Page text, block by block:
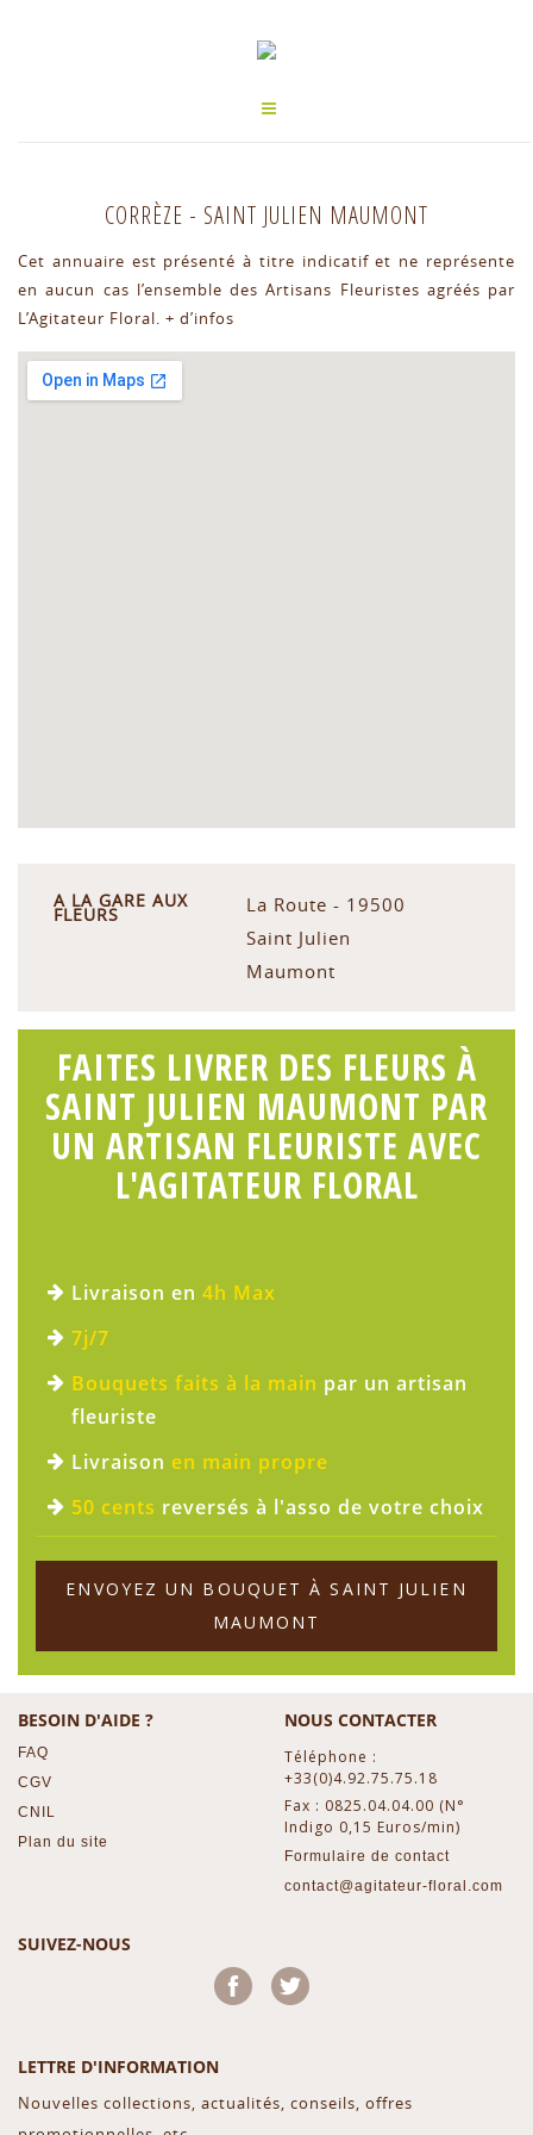
CORRÈZE - SAINT JULIEN MAUMONT
Cet annuaire est présenté à titre indicatif et ne représente
en aucun cas l’ensemble des Artisans Fleuristes agréés par
L’Agitateur Floral. + d’infos
A LA GARE AUX
FLEURS
La Route - 19500
Saint Julien
Maumont
FAITES LIVRER DES FLEURS À
SAINT JULIEN MAUMONT PAR
UN ARTISAN FLEURISTE AVEC
L'AGITATEUR FLORAL
Livraison en 4h Max
7j/7
Bouquets faits à la main par un artisan
fleuriste
Livraison en main propre
50 cents reversés à l'asso de votre choix
ENVOYEZ UN BOUQUET À SAINT JULIEN
MAUMONT
BESOIN D'AIDE ?
FAQ
CGV
CNIL
Plan du site
NOUS CONTACTER
Téléphone :
+33(0)4.92.75.75.18
Fax : 0825.04.04.00 (N°
Indigo 0,15 Euros/min)
Formulaire de contact
contact@agitateur-floral.com
SUIVEZ-NOUS
Facebook
LETTRE D'INFORMATION
Nouvelles collections, actualités, conseils, offres